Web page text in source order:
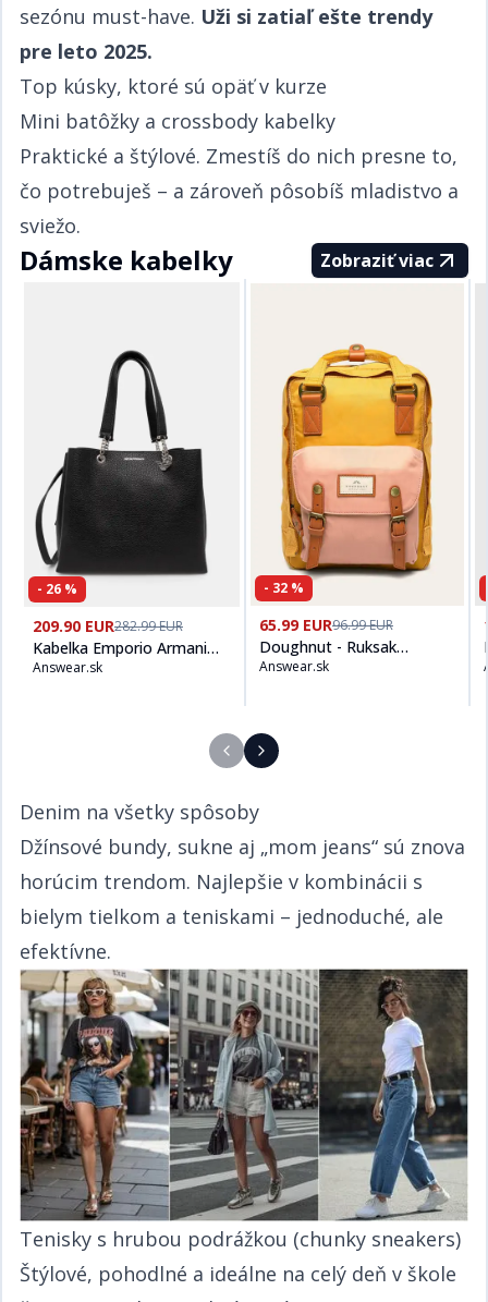
sezónu must-have. ​​​​‌ ‍ ​‍​‍‌‍ ‌ ​‍‌‍‍‌‌‍‌ ‌‍‍‌‌‍ ‍​‍​‍​ ‍‍​‍​‍‌ ​ ‌‍​‌‌‍ ‍‌‍‍‌‌ ‌​‌ ‍‌​‍ ‍‌‍‍‌‌‍ ​‍​‍​‍ ​​‍​‍‌‍‍​‌ ​‍‌‍‌‌‌‍‌‍​‍​‍​ ‍‍​‍​‍‌‍‍​‌ ‌​‌ ‌​‌ ​​​ ‍‍​‍ ​‍ ‌‍ ​‌‍ ‌‍​ ‌‍​‌‌‍ ​‌‍‍​‌‍ ‌ ​ ‌ ‌​​ ‍‍​ ​ ​ ​​​ ​​​ ​​​‍ ‌ ​ ‌ ‌​‌ ‌‌‌‍‌​‌‍‍‌‌‍ ​‍ ‌‍‍‌‌‍ ‍‌ ‌​‌‍‌‌‌‍ ‍‌ ‌​​‍ ‌‍‌‌‌‍‌​‌‍‍‌‌ ‌​​‍ ‌‍ ‌‌‍ ‌‍‌​‌‍‌‌​ ‌‌ ​​‌ ​‍‌‍‌‌‌ ​ ‌‍‌‌‌‍ ‍‌ ‌​‌‍​‌‌ ‌​‌‍‍‌‌‍ ‌‍ ‍​ ‍ ‌‍‍‌‌‍‌​​ ‌​ ​‍‌‍​ ‌‍​ ‌‍‌​​ ‍​​ ‍​​ ‌‌​ ​‌​‍ ‌​ ‍​​ ​ ‌‍​‌​ ​‌​‍ ‌​ ‌​‌‍‌​​ ​‌​ ​‍​‍ ‌‌‍​‌‌‍​‌​ ​​​ ​​​‍ ‌​ ‍‌​ ‌ ​ ​‌‌‍​ ​ ​‌​ ​‌‌‍​‍‌‍‌​​ ​‍‌‍‌​‌‍‌‍​ ‌ ​ ‍ ‌ ‌​‌ ‍‌‌ ​​‌‍‌‌​ ‌‌ ​​‌‍ ‌ ​ ‌ ‌​​ ‍ ‌ ​​‌‍​‌‌ ‌​‌‍‍​​ ‌‌‍​ ‌‍ ‌‍ ‍‌ ‌​‌‍‌‌‌‍ ‍‌ ‌​​‍‌‌​ ‌‌‌​​‍‌‌ ‌‍‍ ‌‍‌‌‌ ‍‌​‍‌‌​ ​ ‌​‌​​‍‌‌​ ​ ‌​‌​​‍‌‌​ ​‍​ ​‍​ ‍​‌‍​‌​ ‌​​ ‌ ​ ‌‍​ ‍​​ ​ ‌‍‌‍​ ​‌​ ‌ ‌‍‌‍‌‍​‍​‍‌‌​ ​‍​ ​‍​‍‌‌​ ‌‌‌​‌​​‍ ‍‌‍​ ‌‍‍​‌‍‍‌‌‍ ​‌‍‌​‌ ​‍‌‍‌‌‌‍ ‍​‍‌‌​ ‌‌‌​​‍‌‌ ‌‍‍ ‌‍‌‌‌ ‍‌​‍‌‌​ ​ ‌​‌​​‍‌‌​ ​ ‌​‌​​‍‌‌​ ​‍​ ​‍​ ‍‌​ ​​​ ​​‌‍​‍​ ‍‌​ ​‍‌‍‌​​ ​ ‌‍​ ‌‍‌​​ ​‍​ ‌ ​‍‌‌​ ​‍​ ​‍​‍‌‌​ ‌‌‌​‌​​‍ ‍‌ ‌​‌‍‌‌‌ ‍​‌ ‌​​ ‌‍​‍‌‍​‌‌ ​ ‌‍‌‌‌‌‌‌‌ ​‍‌‍ ​​ ‌‌‍‍​‌ ‌​‌ ‌​‌ ​​​‍‌‌​ ​ ‌​​‌​‍‌‌​ ​‍‌​‌‍​‍‌‌​ ​‍‌​‌‍‌‍ ​‌‍ ‌‍​ ‌‍​‌‌‍ ​‌‍‍​‌‍ ‌ ​ ‌ ‌​​‍‌‌​ ​ ‌​​‌​ ​ ​ ​​​ ​​​ ​​​‍‌‌​ ​‍‌​‌‍‌ ​ ‌ ‌​‌ ‌‌‌‍‌​‌‍‍‌‌‍ ​‍‌‍‌‍‍‌‌‍‌​​ ‌​ ​‍‌‍​ ‌‍​ ‌‍‌​​ ‍​​ ‍​​ ‌‌​ ​‌​‍ ‌​ ‍​​ ​ ‌‍​‌​ ​‌​‍ ‌​ ‌​‌‍‌​​ ​‌​ ​‍​‍ ‌‌‍​‌‌‍​‌​ ​​​ ​​​‍ ‌​ ‍‌​ ‌ ​ ​‌‌‍​ ​ ​‌​ ​‌‌‍​‍‌‍‌​​ ​‍‌‍‌​‌‍‌‍​ ‌ ​‍‌‍‌ ‌​‌ ‍‌‌ ​​‌‍‌‌​ ‌‌ ​​‌‍ ‌ ​ ‌ ‌​​‍‌‍‌ ​​‌‍​‌‌ ‌​‌‍‍​​ ‌‌‍​ ‌‍ ‌‍ ‍‌ ‌​‌‍‌‌‌‍ ‍‌ ‌​​‍‌‌​ ‌‌‌​​‍‌‌ ‌‍‍ ‌‍‌‌‌ ‍‌​‍‌‌​ ​ ‌​‌​​‍‌‌​ ​ ‌​‌​​‍‌‌​ ​‍​ ​‍​ ‍​‌‍​‌​ ‌​​ ‌ ​ ‌‍​ ‍​​ ​ ‌‍‌‍​ ​‌​ ‌ ‌‍‌‍‌‍​‍​‍‌‌​ ​‍​ ​‍​‍‌‌​ ‌‌‌​‌​​‍ ‍‌‍​ ‌‍‍​‌‍‍‌‌‍ ​‌‍‌​‌ ​‍‌‍‌‌‌‍ ‍​‍‌‌​ ‌‌‌​​‍‌‌ ‌‍‍ ‌‍‌‌‌ ‍‌​‍‌‌​ ​ ‌​‌​​‍‌‌​ ​ ‌​‌​​‍‌‌​ ​‍​ ​‍​ ‍‌​ ​​​ ​​‌‍​‍​ ‍‌​ ​‍‌‍‌​​ ​ ‌‍​ ‌‍‌​​ ​‍​ ‌ ​‍‌‌​ ​‍​ ​‍​‍‌‌​ ‌‌‌​‌​​‍ ‍‌ ‌​‌‍‌‌‌ ‍​‌ ‌​​‍‌‍‌ ​​‌‍‌‌‌ ​‍‌ ​ ‌ ​​‌‍‌‌‌‍​ ‌ ‌​‌‍‍‌‌ ‌‍‌‍‌‌​ ‌‌ ​​‌ ‌‌‌‍​‍‌‍ ​‌‍‍‌‌ ​ ‌‍‍​‌‍‌‌‌‍‌​​‍​‍‌ ‌ Uži si zatiaľ ešte trendy
pre leto 2025.​​​​‌ ‍ ​‍​‍‌‍ ‌ ​‍‌‍‍‌‌‍‌ ‌‍‍‌‌‍ ‍​‍​‍​ ‍‍​‍​‍‌ ​ ‌‍​‌‌‍ ‍‌‍‍‌‌ ‌​‌ ‍‌​‍ ‍‌‍‍‌‌‍ ​‍​‍​‍ ​​‍​‍‌‍‍​‌ ​‍‌‍‌‌‌‍‌‍​‍​‍​ ‍‍​‍​‍‌‍‍​‌ ‌​‌ ‌​‌ ​​​ ‍‍​‍ ​‍ ‌‍ ​‌‍ ‌‍​ ‌‍​‌‌‍ ​‌‍‍​‌‍ ‌ ​ ‌ ‌​​ ‍‍​ ​ ​ ​​​ ​​​ ​​​‍ ‌ ​ ‌ ‌​‌ ‌‌‌‍‌​‌‍‍‌‌‍ ​‍ ‌‍‍‌‌‍ ‍‌ ‌​‌‍‌‌‌‍ ‍‌ ‌​​‍ ‌‍‌‌‌‍‌​‌‍‍‌‌ ‌​​‍ ‌‍ ‌‌‍ ‌‍‌​‌‍‌‌​ ‌‌ ​​‌ ​‍‌‍‌‌‌ ​ ‌‍‌‌‌‍ ‍‌ ‌​‌‍​‌‌ ‌​‌‍‍‌‌‍ ‌‍ ‍​ ‍ ‌‍‍‌‌‍‌​​ ‌​ ​‍‌‍​ ‌‍​ ‌‍‌​​ ‍​​ ‍​​ ‌‌​ ​‌​‍ ‌​ ‍​​ ​ ‌‍​‌​ ​‌​‍ ‌​ ‌​‌‍‌​​ ​‌​ ​‍​‍ ‌‌‍​‌‌‍​‌​ ​​​ ​​​‍ ‌​ ‍‌​ ‌ ​ ​‌‌‍​ ​ ​‌​ ​‌‌‍​‍‌‍‌​​ ​‍‌‍‌​‌‍‌‍​ ‌ ​ ‍ ‌ ‌​‌ ‍‌‌ ​​‌‍‌‌​ ‌‌ ​​‌‍ ‌ ​ ‌ ‌​​ ‍ ‌ ​​‌‍​‌‌ ‌​‌‍‍​​ ‌‌‍​ ‌‍ ‌‍ ‍‌ ‌​‌‍‌‌‌‍ ‍‌ ‌​​‍‌‌​ ‌‌‌​​‍‌‌ ‌‍‍ ‌‍‌‌‌ ‍‌​‍‌‌​ ​ ‌​‌​​‍‌‌​ ​ ‌​‌​​‍‌‌​ ​‍​ ​‍​ ‍​‌‍​‌​ ‌​​ ‌ ​ ‌‍​ ‍​​ ​ ‌‍‌‍​ ​‌​ ‌ ‌‍‌‍‌‍​‍​‍‌‌​ ​‍​ ​‍​‍‌‌​ ‌‌‌​‌​​‍ ‍‌‍​ ‌‍‍​‌‍‍‌‌‍ ​‌‍‌​‌ ​‍‌‍‌‌‌‍ ‍​‍‌‌​ ‌‌‌​​‍‌‌ ‌‍‍ ‌‍‌‌‌ ‍‌​‍‌‌​ ​ ‌​‌​​‍‌‌​ ​ ‌​‌​​‍‌‌​ ​‍​ ​‍​ ​​​ ‌​​ ‌‍‌‍​ ‌‍​‍‌‍‌‍​ ​​​ ‌​​ ‍​​ ​​​ ​‌‌‍‌‍​‍‌‌​ ​‍​ ​‍​‍‌‌​ ‌‌‌​‌​​‍ ‍‌ ‌​‌‍‌‌‌ ‍​‌ ‌​​ ‌‍​‍‌‍​‌‌ ​ ‌‍‌‌‌‌‌‌‌ ​‍‌‍ ​​ ‌‌‍‍​‌ ‌​‌ ‌​‌ ​​​‍‌‌​ ​ ‌​​‌​‍‌‌​ ​‍‌​‌‍​‍‌‌​ ​‍‌​‌‍‌‍ ​‌‍ ‌‍​ ‌‍​‌‌‍ ​‌‍‍​‌‍ ‌ ​ ‌ ‌​​‍‌‌​ ​ ‌​​‌​ ​ ​ ​​​ ​​​ ​​​‍‌‌​ ​‍‌​‌‍‌ ​ ‌ ‌​‌ ‌‌‌‍‌​‌‍‍‌‌‍ ​‍‌‍‌‍‍‌‌‍‌​​ ‌​ ​‍‌‍​ ‌‍​ ‌‍‌​​ ‍​​ ‍​​ ‌‌​ ​‌​‍ ‌​ ‍​​ ​ ‌‍​‌​ ​‌​‍ ‌​ ‌​‌‍‌​​ ​‌​ ​‍​‍ ‌‌‍​‌‌‍​‌​ ​​​ ​​​‍ ‌​ ‍‌​ ‌ ​ ​‌‌‍​ ​ ​‌​ ​‌‌‍​‍‌‍‌​​ ​‍‌‍‌​‌‍‌‍​ ‌ ​‍‌‍‌ ‌​‌ ‍‌‌ ​​‌‍‌‌​ ‌‌ ​​‌‍ ‌ ​ ‌ ‌​​‍‌‍‌ ​​‌‍​‌‌ ‌​‌‍‍​​ ‌‌‍​ ‌‍ ‌‍ ‍‌ ‌​‌‍‌‌‌‍ ‍‌ ‌​​‍‌‌​ ‌‌‌​​‍‌‌ ‌‍‍ ‌‍‌‌‌ ‍‌​‍‌‌​ ​ ‌​‌​​‍‌‌​ ​ ‌​‌​​‍‌‌​ ​‍​ ​‍​ ‍​‌‍​‌​ ‌​​ ‌ ​ ‌‍​ ‍​​ ​ ‌‍‌‍​ ​‌​ ‌ ‌‍‌‍‌‍​‍​‍‌‌​ ​‍​ ​‍​‍‌‌​ ‌‌‌​‌​​‍ ‍‌‍​ ‌‍‍​‌‍‍‌‌‍ ​‌‍‌​‌ ​‍‌‍‌‌‌‍ ‍​‍‌‌​ ‌‌‌​​‍‌‌ ‌‍‍ ‌‍‌‌‌ ‍‌​‍‌‌​ ​ ‌​‌​​‍‌‌​ ​ ‌​‌​​‍‌‌​ ​‍​ ​‍​ ​​​ ‌​​ ‌‍‌‍​ ‌‍​‍‌‍‌‍​ ​​​ ‌​​ ‍​​ ​​​ ​‌‌‍‌‍​‍‌‌​ ​‍​ ​‍​‍‌‌​ ‌‌‌​‌​​‍ ‍‌ ‌​‌‍‌‌‌ ‍​‌ ‌​​‍‌‍‌ ​​‌‍‌‌‌ ​‍‌ ​ ‌ ​​‌‍‌‌‌‍​ ‌ ‌​‌‍‍‌‌ ‌‍‌‍‌‌​ ‌‌ ​​‌ ‌‌‌‍​‍‌‍ ​‌‍‍‌‌ ​ ‌‍‍​‌‍‌‌‌‍‌​​‍​‍‌ ‌
Top kúsky, ktoré sú opäť v kurze​​​​‌ ‍ ​‍​‍‌‍ ‌ ​‍‌‍‍‌‌‍‌ ‌‍‍‌‌‍ ‍​‍​‍​ ‍‍​‍​‍‌ ​ ‌‍​‌‌‍ ‍‌‍‍‌‌ ‌​‌ ‍‌​‍ ‍‌‍‍‌‌‍ ​‍​‍​‍ ​​‍​‍‌‍‍​‌ ​‍‌‍‌‌‌‍‌‍​‍​‍​ ‍‍​‍​‍‌‍‍​‌ ‌​‌ ‌​‌ ​​​ ‍‍​‍ ​‍ ‌‍ ​‌‍ ‌‍​ ‌‍​‌‌‍ ​‌‍‍​‌‍ ‌ ​ ‌ ‌​​ ‍‍​ ​ ​ ​​​ ​​​ ​​​‍ ‌ ​ ‌ ‌​‌ ‌‌‌‍‌​‌‍‍‌‌‍ ​‍ ‌‍‍‌‌‍ ‍‌ ‌​‌‍‌‌‌‍ ‍‌ ‌​​‍ ‌‍‌‌‌‍‌​‌‍‍‌‌ ‌​​‍ ‌‍ ‌‌‍ ‌‍‌​‌‍‌‌​ ‌‌ ​​‌ ​‍‌‍‌‌‌ ​ ‌‍‌‌‌‍ ‍‌ ‌​‌‍​‌‌ ‌​‌‍‍‌‌‍ ‌‍ ‍​ ‍ ‌‍‍‌‌‍‌​​ ‌​ ​‍‌‍​ ‌‍​ ‌‍‌​​ ‍​​ ‍​​ ‌‌​ ​‌​‍ ‌​ ‍​​ ​ ‌‍​‌​ ​‌​‍ ‌​ ‌​‌‍‌​​ ​‌​ ​‍​‍ ‌‌‍​‌‌‍​‌​ ​​​ ​​​‍ ‌​ ‍‌​ ‌ ​ ​‌‌‍​ ​ ​‌​ ​‌‌‍​‍‌‍‌​​ ​‍‌‍‌​‌‍‌‍​ ‌ ​ ‍ ‌ ‌​‌ ‍‌‌ ​​‌‍‌‌​ ‌‌ ​​‌‍ ‌ ​ ‌ ‌​​ ‍ ‌ ​​‌‍​‌‌ ‌​‌‍‍​​ ‌‌‍​ ‌‍ ‌‍ ‍‌ ‌​‌‍‌‌‌‍ ‍‌ ‌​​‍‌‌​ ‌‌‌​​‍‌‌ ‌‍‍ ‌‍‌‌‌ ‍‌​‍‌‌​ ​ ‌​‌​​‍‌‌​ ​ ‌​‌​​‍‌‌​ ​‍​ ​‍‌‍​ ‌‍‌‍‌‍​‌‌‍​‍‌‍​ ​ ​ ​ ​​​ ‌‍‌‍​‌​ ​‌​ ​ ‌‍​ ​‍‌‌​ ​‍​ ​‍​‍‌‌​ ‌‌‌​‌​​‍ ‍‌‍​ ‌‍‍​‌‍‍‌‌‍ ​‌‍‌​‌ ​‍‌‍‌‌‌‍ ‍​‍‌‌​ ‌‌‌​​‍‌‌ ‌‍‍ ‌‍‌‌‌ ‍‌​‍‌‌​ ​ ‌​‌​​‍‌‌​ ​ ‌​‌​​‍‌‌​ ​‍​ ​‍​ ‌​​ ‍​‌‍‌‌​ ​ ​ ‌ ​ ​‌‌‍‌​‌‍‌​‌‍‌​‌‍‌‌​ ‌​​ ‌​​‍‌‌​ ​‍​ ​‍​‍‌‌​ ‌‌‌​‌​​‍ ‍‌ ‌​‌‍‌‌‌ ‍​‌ ‌​​ ‌‍​‍‌‍​‌‌ ​ ‌‍‌‌‌‌‌‌‌ ​‍‌‍ ​​ ‌‌‍‍​‌ ‌​‌ ‌​‌ ​​​‍‌‌​ ​ ‌​​‌​‍‌‌​ ​‍‌​‌‍​‍‌‌​ ​‍‌​‌‍‌‍ ​‌‍ ‌‍​ ‌‍​‌‌‍ ​‌‍‍​‌‍ ‌ ​ ‌ ‌​​‍‌‌​ ​ ‌​​‌​ ​ ​ ​​​ ​​​ ​​​‍‌‌​ ​‍‌​‌‍‌ ​ ‌ ‌​‌ ‌‌‌‍‌​‌‍‍‌‌‍ ​‍‌‍‌‍‍‌‌‍‌​​ ‌​ ​‍‌‍​ ‌‍​ ‌‍‌​​ ‍​​ ‍​​ ‌‌​ ​‌​‍ ‌​ ‍​​ ​ ‌‍​‌​ ​‌​‍ ‌​ ‌​‌‍‌​​ ​‌​ ​‍​‍ ‌‌‍​‌‌‍​‌​ ​​​ ​​​‍ ‌​ ‍‌​ ‌ ​ ​‌‌‍​ ​ ​‌​ ​‌‌‍​‍‌‍‌​​ ​‍‌‍‌​‌‍‌‍​ ‌ ​‍‌‍‌ ‌​‌ ‍‌‌ ​​‌‍‌‌​ ‌‌ ​​‌‍ ‌ ​ ‌ ‌​​‍‌‍‌ ​​‌‍​‌‌ ‌​‌‍‍​​ ‌‌‍​ ‌‍ ‌‍ ‍‌ ‌​‌‍‌‌‌‍ ‍‌ ‌​​‍‌‌​ ‌‌‌​​‍‌‌ ‌‍‍ ‌‍‌‌‌ ‍‌​‍‌‌​ ​ ‌​‌​​‍‌‌​ ​ ‌​‌​​‍‌‌​ ​‍​ ​‍‌‍​ ‌‍‌‍‌‍​‌‌‍​‍‌‍​ ​ ​ ​ ​​​ ‌‍‌‍​‌​ ​‌​ ​ ‌‍​ ​‍‌‌​ ​‍​ ​‍​‍‌‌​ ‌‌‌​‌​​‍ ‍‌‍​ ‌‍‍​‌‍‍‌‌‍ ​‌‍‌​‌ ​‍‌‍‌‌‌‍ ‍​‍‌‌​ ‌‌‌​​‍‌‌ ‌‍‍ ‌‍‌‌‌ ‍‌​‍‌‌​ ​ ‌​‌​​‍‌‌​ ​ ‌​‌​​‍‌‌​ ​‍​ ​‍​ ‌​​ ‍​‌‍‌‌​ ​ ​ ‌ ​ ​‌‌‍‌​‌‍‌​‌‍‌​‌‍‌‌​ ‌​​ ‌​​‍‌‌​ ​‍​ ​‍​‍‌‌​ ‌‌‌​‌​​‍ ‍‌ ‌​‌‍‌‌‌ ‍​‌ ‌​​‍‌‍‌ ​​‌‍‌‌‌ ​‍‌ ​ ‌ ​​‌‍‌‌‌‍​ ‌ ‌​‌‍‍‌‌ ‌‍‌‍‌‌​ ‌‌ ​​‌ ‌‌‌‍​‍‌‍ ​‌‍‍‌‌ ​ ‌‍‍​‌‍‌‌‌‍‌​​‍​‍‌ ‌
Mini batôžky a crossbody kabelky​​​​‌ ‍ ​‍​‍‌‍ ‌ ​‍‌‍‍‌‌‍‌ ‌‍‍‌‌‍ ‍​‍​‍​ ‍‍​‍​‍‌ ​ ‌‍​‌‌‍ ‍‌‍‍‌‌ ‌​‌ ‍‌​‍ ‍‌‍‍‌‌‍ ​‍​‍​‍ ​​‍​‍‌‍‍​‌ ​‍‌‍‌‌‌‍‌‍​‍​‍​ ‍‍​‍​‍‌‍‍​‌ ‌​‌ ‌​‌ ​​​ ‍‍​‍ ​‍ ‌‍ ​‌‍ ‌‍​ ‌‍​‌‌‍ ​‌‍‍​‌‍ ‌ ​ ‌ ‌​​ ‍‍​ ​ ​ ​​​ ​​​ ​​​‍ ‌ ​ ‌ ‌​‌ ‌‌‌‍‌​‌‍‍‌‌‍ ​‍ ‌‍‍‌‌‍ ‍‌ ‌​‌‍‌‌‌‍ ‍‌ ‌​​‍ ‌‍‌‌‌‍‌​‌‍‍‌‌ ‌​​‍ ‌‍ ‌‌‍ ‌‍‌​‌‍‌‌​ ‌‌ ​​‌ ​‍‌‍‌‌‌ ​ ‌‍‌‌‌‍ ‍‌ ‌​‌‍​‌‌ ‌​‌‍‍‌‌‍ ‌‍ ‍​ ‍ ‌‍‍‌‌‍‌​​ ‌​ ​‍‌‍​ ‌‍​ ‌‍‌​​ ‍​​ ‍​​ ‌‌​ ​‌​‍ ‌​ ‍​​ ​ ‌‍​‌​ ​‌​‍ ‌​ ‌​‌‍‌​​ ​‌​ ​‍​‍ ‌‌‍​‌‌‍​‌​ ​​​ ​​​‍ ‌​ ‍‌​ ‌ ​ ​‌‌‍​ ​ ​‌​ ​‌‌‍​‍‌‍‌​​ ​‍‌‍‌​‌‍‌‍​ ‌ ​ ‍ ‌ ‌​‌ ‍‌‌ ​​‌‍‌‌​ ‌‌ ​​‌‍ ‌ ​ ‌ ‌​​ ‍ ‌ ​​‌‍​‌‌ ‌​‌‍‍​​ ‌‌‍​ ‌‍ ‌‍ ‍‌ ‌​‌‍‌‌‌‍ ‍‌ ‌​​‍‌‌​ ‌‌‌​​‍‌‌ ‌‍‍ ‌‍‌‌‌ ‍‌​‍‌‌​ ​ ‌​‌​​‍‌‌​ ​ ‌​‌​​‍‌‌​ ​‍​ ​‍‌‍‌‍​ ​​‌‍​‍​ ​ ‌‍​ ​ ‍‌​ ‍​‌‍‌‌​ ‍‌​ ‌ ‌‍​‌​ ‍‌​‍‌‌​ ​‍​ ​‍​‍‌‌​ ‌‌‌​‌​​‍ ‍‌‍​ ‌‍‍​‌‍‍‌‌‍ ​‌‍‌​‌ ​‍‌‍‌‌‌‍ ‍​‍‌‌​ ‌‌‌​​‍‌‌ ‌‍‍ ‌‍‌‌‌ ‍‌​‍‌‌​ ​ ‌​‌​​‍‌‌​ ​ ‌​‌​​‍‌‌​ ​‍​ ​‍​ ‍‌‌‍​‌‌‍​ ​ ‌‌‌‍‌‍‌‍‌​‌‍​‌​ ​‌​ ​ ​ ‍‌​ ​‍‌‍‌​​‍‌‌​ ​‍​ ​‍​‍‌‌​ ‌‌‌​‌​​‍ ‍‌ ‌​‌‍‌‌‌ ‍​‌ ‌​​ ‌‍​‍‌‍​‌‌ ​ ‌‍‌‌‌‌‌‌‌ ​‍‌‍ ​​ ‌‌‍‍​‌ ‌​‌ ‌​‌ ​​​‍‌‌​ ​ ‌​​‌​‍‌‌​ ​‍‌​‌‍​‍‌‌​ ​‍‌​‌‍‌‍ ​‌‍ ‌‍​ ‌‍​‌‌‍ ​‌‍‍​‌‍ ‌ ​ ‌ ‌​​‍‌‌​ ​ ‌​​‌​ ​ ​ ​​​ ​​​ ​​​‍‌‌​ ​‍‌​‌‍‌ ​ ‌ ‌​‌ ‌‌‌‍‌​‌‍‍‌‌‍ ​‍‌‍‌‍‍‌‌‍‌​​ ‌​ ​‍‌‍​ ‌‍​ ‌‍‌​​ ‍​​ ‍​​ ‌‌​ ​‌​‍ ‌​ ‍​​ ​ ‌‍​‌​ ​‌​‍ ‌​ ‌​‌‍‌​​ ​‌​ ​‍​‍ ‌‌‍​‌‌‍​‌​ ​​​ ​​​‍ ‌​ ‍‌​ ‌ ​ ​‌‌‍​ ​ ​‌​ ​‌‌‍​‍‌‍‌​​ ​‍‌‍‌​‌‍‌‍​ ‌ ​‍‌‍‌ ‌​‌ ‍‌‌ ​​‌‍‌‌​ ‌‌ ​​‌‍ ‌ ​ ‌ ‌​​‍‌‍‌ ​​‌‍​‌‌ ‌​‌‍‍​​ ‌‌‍​ ‌‍ ‌‍ ‍‌ ‌​‌‍‌‌‌‍ ‍‌ ‌​​‍‌‌​ ‌‌‌​​‍‌‌ ‌‍‍ ‌‍‌‌‌ ‍‌​‍‌‌​ ​ ‌​‌​​‍‌‌​ ​ ‌​‌​​‍‌‌​ ​‍​ ​‍‌‍‌‍​ ​​‌‍​‍​ ​ ‌‍​ ​ ‍‌​ ‍​‌‍‌‌​ ‍‌​ ‌ ‌‍​‌​ ‍‌​‍‌‌​ ​‍​ ​‍​‍‌‌​ ‌‌‌​‌​​‍ ‍‌‍​ ‌‍‍​‌‍‍‌‌‍ ​‌‍‌​‌ ​‍‌‍‌‌‌‍ ‍​‍‌‌​ ‌‌‌​​‍‌‌ ‌‍‍ ‌‍‌‌‌ ‍‌​‍‌‌​ ​ ‌​‌​​‍‌‌​ ​ ‌​‌​​‍‌‌​ ​‍​ ​‍​ ‍‌‌‍​‌‌‍​ ​ ‌‌‌‍‌‍‌‍‌​‌‍​‌​ ​‌​ ​ ​ ‍‌​ ​‍‌‍‌​​‍‌‌​ ​‍​ ​‍​‍‌‌​ ‌‌‌​‌​​‍ ‍‌ ‌​‌‍‌‌‌ ‍​‌ ‌​​‍‌‍‌ ​​‌‍‌‌‌ ​‍‌ ​ ‌ ​​‌‍‌‌‌‍​ ‌ ‌​‌‍‍‌‌ ‌‍‌‍‌‌​ ‌‌ ​​‌ ‌‌‌‍​‍‌‍ ​‌‍‍‌‌ ​ ‌‍‍​‌‍‌‌‌‍‌​​‍​‍‌ ‌
Praktické a štýlové. Zmestíš do nich presne to,
čo potrebuješ – a zároveň pôsobíš mladistvo a
sviežo.​​​​‌ ‍ ​‍​‍‌‍ ‌ ​‍‌‍‍‌‌‍‌ ‌‍‍‌‌‍ ‍​‍​‍​ ‍‍​‍​‍‌ ​ ‌‍​‌‌‍ ‍‌‍‍‌‌ ‌​‌ ‍‌​‍ ‍‌‍‍‌‌‍ ​‍​‍​‍ ​​‍​‍‌‍‍​‌ ​‍‌‍‌‌‌‍‌‍​‍​‍​ ‍‍​‍​‍‌‍‍​‌ ‌​‌ ‌​‌ ​​​ ‍‍​‍ ​‍ ‌‍ ​‌‍ ‌‍​ ‌‍​‌‌‍ ​‌‍‍​‌‍ ‌ ​ ‌ ‌​​ ‍‍​ ​ ​ ​​​ ​​​ ​​​‍ ‌ ​ ‌ ‌​‌ ‌‌‌‍‌​‌‍‍‌‌‍ ​‍ ‌‍‍‌‌‍ ‍‌ ‌​‌‍‌‌‌‍ ‍‌ ‌​​‍ ‌‍‌‌‌‍‌​‌‍‍‌‌ ‌​​‍ ‌‍ ‌‌‍ ‌‍‌​‌‍‌‌​ ‌‌ ​​‌ ​‍‌‍‌‌‌ ​ ‌‍‌‌‌‍ ‍‌ ‌​‌‍​‌‌ ‌​‌‍‍‌‌‍ ‌‍ ‍​ ‍ ‌‍‍‌‌‍‌​​ ‌​ ​‍‌‍​ ‌‍​ ‌‍‌​​ ‍​​ ‍​​ ‌‌​ ​‌​‍ ‌​ ‍​​ ​ ‌‍​‌​ ​‌​‍ ‌​ ‌​‌‍‌​​ ​‌​ ​‍​‍ ‌‌‍​‌‌‍​‌​ ​​​ ​​​‍ ‌​ ‍‌​ ‌ ​ ​‌‌‍​ ​ ​‌​ ​‌‌‍​‍‌‍‌​​ ​‍‌‍‌​‌‍‌‍​ ‌ ​ ‍ ‌ ‌​‌ ‍‌‌ ​​‌‍‌‌​ ‌‌ ​​‌‍ ‌ ​ ‌ ‌​​ ‍ ‌ ​​‌‍​‌‌ ‌​‌‍‍​​ ‌‌‍​ ‌‍ ‌‍ ‍‌ ‌​‌‍‌‌‌‍ ‍‌ ‌​​‍‌‌​ ‌‌‌​​‍‌‌ ‌‍‍ ‌‍‌‌‌ ‍‌​‍‌‌​ ​ ‌​‌​​‍‌‌​ ​ ‌​‌​​‍‌‌​ ​‍​ ​‍‌‍‌​‌‍​ ​ ‌‍‌‍‌‍​ ‍‌​ ​ ‌‍​‍​ ‍​‌‍‌‍​ ​‌‌‍​ ​ ​​​‍‌‌​ ​‍​ ​‍​‍‌‌​ ‌‌‌​‌​​‍ ‍‌‍​ ‌‍‍​‌‍‍‌‌‍ ​‌‍‌​‌ ​‍‌‍‌‌‌‍ ‍​‍‌‌​ ‌‌‌​​‍‌‌ ‌‍‍ ‌‍‌‌‌ ‍‌​‍‌‌​ ​ ‌​‌​​‍‌‌​ ​ ‌​‌​​‍‌‌​ ​‍​ ​‍‌‍​‍​ ​‌​ ‍‌​ ‌‍​ ‌‌‌‍‌‍​ ‌ ​ ‌​​ ‍​​ ‌‍​ ‌ ​ ‌ ​‍‌‌​ ​‍​ ​‍​‍‌‌​ ‌‌‌​‌​​‍ ‍‌ ‌​‌‍‌‌‌ ‍​‌ ‌​​ ‌‍​‍‌‍​‌‌ ​ ‌‍‌‌‌‌‌‌‌ ​‍‌‍ ​​ ‌‌‍‍​‌ ‌​‌ ‌​‌ ​​​‍‌‌​ ​ ‌​​‌​‍‌‌​ ​‍‌​‌‍​‍‌‌​ ​‍‌​‌‍‌‍ ​‌‍ ‌‍​ ‌‍​‌‌‍ ​‌‍‍​‌‍ ‌ ​ ‌ ‌​​‍‌‌​ ​ ‌​​‌​ ​ ​ ​​​ ​​​ ​​​‍‌‌​ ​‍‌​‌‍‌ ​ ‌ ‌​‌ ‌‌‌‍‌​‌‍‍‌‌‍ ​‍‌‍‌‍‍‌‌‍‌​​ ‌​ ​‍‌‍​ ‌‍​ ‌‍‌​​ ‍​​ ‍​​ ‌‌​ ​‌​‍ ‌​ ‍​​ ​ ‌‍​‌​ ​‌​‍ ‌​ ‌​‌‍‌​​ ​‌​ ​‍​‍ ‌‌‍​‌‌‍​‌​ ​​​ ​​​‍ ‌​ ‍‌​ ‌ ​ ​‌‌‍​ ​ ​‌​ ​‌‌‍​‍‌‍‌​​ ​‍‌‍‌​‌‍‌‍​ ‌ ​‍‌‍‌ ‌​‌ ‍‌‌ ​​‌‍‌‌​ ‌‌ ​​‌‍ ‌ ​ ‌ ‌​​‍‌‍‌ ​​‌‍​‌‌ ‌​‌‍‍​​ ‌‌‍​ ‌‍ ‌‍ ‍‌ ‌​‌‍‌‌‌‍ ‍‌ ‌​​‍‌‌​ ‌‌‌​​‍‌‌ ‌‍‍ ‌‍‌‌‌ ‍‌​‍‌‌​ ​ ‌​‌​​‍‌‌​ ​ ‌​‌​​‍‌‌​ ​‍​ ​‍‌‍‌​‌‍​ ​ ‌‍‌‍‌‍​ ‍‌​ ​ ‌‍​‍​ ‍​‌‍‌‍​ ​‌‌‍​ ​ ​​​‍‌‌​ ​‍​ ​‍​‍‌‌​ ‌‌‌​‌​​‍ ‍‌‍​ ‌‍‍​‌‍‍‌‌‍ ​‌‍‌​‌ ​‍‌‍‌‌‌‍ ‍​‍‌‌​ ‌‌‌​​‍‌‌ ‌‍‍ ‌‍‌‌‌ ‍‌​‍‌‌​ ​ ‌​‌​​‍‌‌​ ​ ‌​‌​​‍‌‌​ ​‍​ ​‍‌‍​‍​ ​‌​ ‍‌​ ‌‍​ ‌‌‌‍‌‍​ ‌ ​ ‌​​ ‍​​ ‌‍​ ‌ ​ ‌ ​‍‌‌​ ​‍​ ​‍​‍‌‌​ ‌‌‌​‌​​‍ ‍‌ ‌​‌‍‌‌‌ ‍​‌ ‌​​‍‌‍‌ ​​‌‍‌‌‌ ​‍‌ ​ ‌ ​​‌‍‌‌‌‍​ ‌ ‌​‌‍‍‌‌ ‌‍‌‍‌‌​ ‌‌ ​​‌ ‌‌‌‍​‍‌‍ ​‌‍‍‌‌ ​ ‌‍‍​‌‍‌‌‌‍‌​​‍​‍‌ ‌
Dámske kabelky Zobraziť viac
- 26 %
209.90 EUR282.99 EUR
Kabelka Emporio Armani
čierna farba, Y3D158
Answear.sk
Kúpiť produtKabelka Emporio Armani čierna farba, Y3D158
- 32 %
65.99 EUR96.99 EUR
Doughnut - Ruksak
Macaroon D010-3590
Answear.sk
Kúpiť produtDoughnut -
Denim na všetky spôsoby​​​​‌ ‍ ​‍​‍‌‍ ‌ ​‍‌‍‍‌‌‍‌ ‌‍‍‌‌‍ ‍​‍​‍​ ‍‍​‍​‍‌ ​ ‌‍​‌‌‍ ‍‌‍‍‌‌ ‌​‌ ‍‌​‍ ‍‌‍‍‌‌‍ ​‍​‍​‍ ​​‍​‍‌‍‍​‌ ​‍‌‍‌‌‌‍‌‍​‍​‍​ ‍‍​‍​‍‌‍‍​‌ ‌​‌ ‌​‌ ​​​ ‍‍​‍ ​‍ ‌‍ ​‌‍ ‌‍​ ‌‍​‌‌‍ ​‌‍‍​‌‍ ‌ ​ ‌ ‌​​ ‍‍​ ​ ​ ​​​ ​​​ ​​​‍ ‌ ​ ‌ ‌​‌ ‌‌‌‍‌​‌‍‍‌‌‍ ​‍ ‌‍‍‌‌‍ ‍‌ ‌​‌‍‌‌‌‍ ‍‌ ‌​​‍ ‌‍‌‌‌‍‌​‌‍‍‌‌ ‌​​‍ ‌‍ ‌‌‍ ‌‍‌​‌‍‌‌​ ‌‌ ​​‌ ​‍‌‍‌‌‌ ​ ‌‍‌‌‌‍ ‍‌ ‌​‌‍​‌‌ ‌​‌‍‍‌‌‍ ‌‍ ‍​ ‍ ‌‍‍‌‌‍‌​​ ‌​ ​‍‌‍​ ‌‍​ ‌‍‌​​ ‍​​ ‍​​ ‌‌​ ​‌​‍ ‌​ ‍​​ ​ ‌‍​‌​ ​‌​‍ ‌​ ‌​‌‍‌​​ ​‌​ ​‍​‍ ‌‌‍​‌‌‍​‌​ ​​​ ​​​‍ ‌​ ‍‌​ ‌ ​ ​‌‌‍​ ​ ​‌​ ​‌‌‍​‍‌‍‌​​ ​‍‌‍‌​‌‍‌‍​ ‌ ​ ‍ ‌ ‌​‌ ‍‌‌ ​​‌‍‌‌​ ‌‌ ​​‌‍ ‌ ​ ‌ ‌​​ ‍ ‌ ​​‌‍​‌‌ ‌​‌‍‍​​ ‌‌‍​ ‌‍ ‌‍ ‍‌ ‌​‌‍‌‌‌‍ ‍‌ ‌​​‍‌‌​ ‌‌‌​​‍‌‌ ‌‍‍ ‌‍‌‌‌ ‍‌​‍‌‌​ ​ ‌​‌​​‍‌‌​ ​ ‌​‌​​‍‌‌​ ​‍​ ​‍​ ‌ ‌‍​‌​ ​‍​ ​‍‌‍‌‌‌‍‌​​ ‌‌​ ‌‌​ ‍​‌‍​‍​ ​​​ ​‌​‍‌‌​ ​‍​ ​‍​‍‌‌​ ‌‌‌​‌​​‍ ‍‌‍​ ‌‍‍​‌‍‍‌‌‍ ​‌‍‌​‌ ​‍‌‍‌‌‌‍ ‍​‍‌‌​ ‌‌‌​​‍‌‌ ‌‍‍ ‌‍‌‌‌ ‍‌​‍‌‌​ ​ ‌​‌​​‍‌‌​ ​ ‌​‌​​‍‌‌​ ​‍​ ​‍​ ‌ ‌‍​ ‌‍‌​​ ‌‌​ ‍‌​ ‌​​ ‌‍​ ‌‍‌‍‌‌​ ​ ‌‍‌​‌‍‌​​‍‌‌​ ​‍​ ​‍​‍‌‌​ ‌‌‌​‌​​‍ ‍‌ ‌​‌‍‌‌‌ ‍​‌ ‌​​ ‌‍​‍‌‍​‌‌ ​ ‌‍‌‌‌‌‌‌‌ ​‍‌‍ ​​ ‌‌‍‍​‌ ‌​‌ ‌​‌ ​​​‍‌‌​ ​ ‌​​‌​‍‌‌​ ​‍‌​‌‍​‍‌‌​ ​‍‌​‌‍‌‍ ​‌‍ ‌‍​ ‌‍​‌‌‍ ​‌‍‍​‌‍ ‌ ​ ‌ ‌​​‍‌‌​ ​ ‌​​‌​ ​ ​ ​​​ ​​​ ​​​‍‌‌​ ​‍‌​‌‍‌ ​ ‌ ‌​‌ ‌‌‌‍‌​‌‍‍‌‌‍ ​‍‌‍‌‍‍‌‌‍‌​​ ‌​ ​‍‌‍​ ‌‍​ ‌‍‌​​ ‍​​ ‍​​ ‌‌​ ​‌​‍ ‌​ ‍​​ ​ ‌‍​‌​ ​‌​‍ ‌​ ‌​‌‍‌​​ ​‌​ ​‍​‍ ‌‌‍​‌‌‍​‌​ ​​​ ​​​‍ ‌​ ‍‌​ ‌ ​ ​‌‌‍​ ​ ​‌​ ​‌‌‍​‍‌‍‌​​ ​‍‌‍‌​‌‍‌‍​ ‌ ​‍‌‍‌ ‌​‌ ‍‌‌ ​​‌‍‌‌​ ‌‌ ​​‌‍ ‌ ​ ‌ ‌​​‍‌‍‌ ​​‌‍​‌‌ ‌​‌‍‍​​ ‌‌‍​ ‌‍ ‌‍ ‍‌ ‌​‌‍‌‌‌‍ ‍‌ ‌​​‍‌‌​ ‌‌‌​​‍‌‌ ‌‍‍ ‌‍‌‌‌ ‍‌​‍‌‌​ ​ ‌​‌​​‍‌‌​ ​ ‌​‌​​‍‌‌​ ​‍​ ​‍​ ‌ ‌‍​‌​ ​‍​ ​‍‌‍‌‌‌‍‌​​ ‌‌​ ‌‌​ ‍​‌‍​‍​ ​​​ ​‌​‍‌‌​ ​‍​ ​‍​‍‌‌​ ‌‌‌​‌​​‍ ‍‌‍​ ‌‍‍​‌‍‍‌‌‍ ​‌‍‌​‌ ​‍‌‍‌‌‌‍ ‍​‍‌‌​ ‌‌‌​​‍‌‌ ‌‍‍ ‌‍‌‌‌ ‍‌​‍‌‌​ ​ ‌​‌​​‍‌‌​ ​ ‌​‌​​‍‌‌​ ​‍​ ​‍​ ‌ ‌‍​ ‌‍‌​​ ‌‌​ ‍‌​ ‌​​ ‌‍​ ‌‍‌‍‌‌​ ​ ‌‍‌​‌‍‌​​‍‌‌​ ​‍​ ​‍​‍‌‌​ ‌‌‌​‌​​‍ ‍‌ ‌​‌‍‌‌‌ ‍​‌ ‌​​‍‌‍‌ ​​‌‍‌‌‌ ​‍‌ ​ ‌ ​​‌‍‌‌‌‍​ ‌ ‌​‌‍‍‌‌ ‌‍‌‍‌‌​ ‌‌ ​​‌ ‌‌‌‍​‍‌‍ ​‌‍‍‌‌ ​ ‌‍‍​‌‍‌‌‌‍‌​​‍​‍‌ ‌
Džínsové bundy, sukne aj „mom jeans“ sú znova
horúcim trendom. Najlepšie v kombinácii s
bielym tielkom a teniskami – jednoduché, ale
efektívne.​​​​‌ ‍ ​‍​‍‌‍ ‌ ​‍‌‍‍‌‌‍‌ ‌‍‍‌‌‍ ‍​‍​‍​ ‍‍​‍​‍‌ ​ ‌‍​‌‌‍ ‍‌‍‍‌‌ ‌​‌ ‍‌​‍ ‍‌‍‍‌‌‍ ​‍​‍​‍ ​​‍​‍‌‍‍​‌ ​‍‌‍‌‌‌‍‌‍​‍​‍​ ‍‍​‍​‍‌‍‍​‌ ‌​‌ ‌​‌ ​​​ ‍‍​‍ ​‍ ‌‍ ​‌‍ ‌‍​ ‌‍​‌‌‍ ​‌‍‍​‌‍ ‌ ​ ‌ ‌​​ ‍‍​ ​ ​ ​​​ ​​​ ​​​‍ ‌ ​ ‌ ‌​‌ ‌‌‌‍‌​‌‍‍‌‌‍ ​‍ ‌‍‍‌‌‍ ‍‌ ‌​‌‍‌‌‌‍ ‍‌ ‌​​‍ ‌‍‌‌‌‍‌​‌‍‍‌‌ ‌​​‍ ‌‍ ‌‌‍ ‌‍‌​‌‍‌‌​ ‌‌ ​​‌ ​‍‌‍‌‌‌ ​ ‌‍‌‌‌‍ ‍‌ ‌​‌‍​‌‌ ‌​‌‍‍‌‌‍ ‌‍ ‍​ ‍ ‌‍‍‌‌‍‌​​ ‌​ ​‍‌‍​ ‌‍​ ‌‍‌​​ ‍​​ ‍​​ ‌‌​ ​‌​‍ ‌​ ‍​​ ​ ‌‍​‌​ ​‌​‍ ‌​ ‌​‌‍‌​​ ​‌​ ​‍​‍ ‌‌‍​‌‌‍​‌​ ​​​ ​​​‍ ‌​ ‍‌​ ‌ ​ ​‌‌‍​ ​ ​‌​ ​‌‌‍​‍‌‍‌​​ ​‍‌‍‌​‌‍‌‍​ ‌ ​ ‍ ‌ ‌​‌ ‍‌‌ ​​‌‍‌‌​ ‌‌ ​​‌‍ ‌ ​ ‌ ‌​​ ‍ ‌ ​​‌‍​‌‌ ‌​‌‍‍​​ ‌‌‍​ ‌‍ ‌‍ ‍‌ ‌​‌‍‌‌‌‍ ‍‌ ‌​​‍‌‌​ ‌‌‌​​‍‌‌ ‌‍‍ ‌‍‌‌‌ ‍‌​‍‌‌​ ​ ‌​‌​​‍‌‌​ ​ ‌​‌​​‍‌‌​ ​‍​ ​‍‌‍‌​‌‍‌‌‌‍​ ​ ​‌​ ​​‌‍‌‌​ ​‌​ ‍​‌‍‌‍‌‍​‌‌‍​ ​ ​ ​‍‌‌​ ​‍​ ​‍​‍‌‌​ ‌‌‌​‌​​‍ ‍‌‍​ ‌‍‍​‌‍‍‌‌‍ ​‌‍‌​‌ ​‍‌‍‌‌‌‍ ‍​‍‌‌​ ‌‌‌​​‍‌‌ ‌‍‍ ‌‍‌‌‌ ‍‌​‍‌‌​ ​ ‌​‌​​‍‌‌​ ​ ‌​‌​​‍‌‌​ ​‍​ ​‍​ ‌‍​ ​​​ ‍​​ ‍​​ ​‌‌‍‌‌​ ‌‍‌‍​‍​ ‌‍‌‍‌‍​ ‌‍‌‍​‍​‍‌‌​ ​‍​ ​‍​‍‌‌​ ‌‌‌​‌​​‍ ‍‌ ‌​‌‍‌‌‌ ‍​‌ ‌​​ ‌‍​‍‌‍​‌‌ ​ ‌‍‌‌‌‌‌‌‌ ​‍‌‍ ​​ ‌‌‍‍​‌ ‌​‌ ‌​‌ ​​​‍‌‌​ ​ ‌​​‌​‍‌‌​ ​‍‌​‌‍​‍‌‌​ ​‍‌​‌‍‌‍ ​‌‍ ‌‍​ ‌‍​‌‌‍ ​‌‍‍​‌‍ ‌ ​ ‌ ‌​​‍‌‌​ ​ ‌​​‌​ ​ ​ ​​​ ​​​ ​​​‍‌‌​ ​‍‌​‌‍‌ ​ ‌ ‌​‌ ‌‌‌‍‌​‌‍‍‌‌‍ ​‍‌‍‌‍‍‌‌‍‌​​ ‌​ ​‍‌‍​ ‌‍​ ‌‍‌​​ ‍​​ ‍​​ ‌‌​ ​‌​‍ ‌​ ‍​​ ​ ‌‍​‌​ ​‌​‍ ‌​ ‌​‌‍‌​​ ​‌​ ​‍​‍ ‌‌‍​‌‌‍​‌​ ​​​ ​​​‍ ‌​ ‍‌​ ‌ ​ ​‌‌‍​ ​ ​‌​ ​‌‌‍​‍‌‍‌​​ ​‍‌‍‌​‌‍‌‍​ ‌ ​‍‌‍‌ ‌​‌ ‍‌‌ ​​‌‍‌‌​ ‌‌ ​​‌‍ ‌ ​ ‌ ‌​​‍‌‍‌ ​​‌‍​‌‌ ‌​‌‍‍​​ ‌‌‍​ ‌‍ ‌‍ ‍‌ ‌​‌‍‌‌‌‍ ‍‌ ‌​​‍‌‌​ ‌‌‌​​‍‌‌ ‌‍‍ ‌‍‌‌‌ ‍‌​‍‌‌​ ​ ‌​‌​​‍‌‌​ ​ ‌​‌​​‍‌‌​ ​‍​ ​‍‌‍‌​‌‍‌‌‌‍​ ​ ​‌​ ​​‌‍‌‌​ ​‌​ ‍​‌‍‌‍‌‍​‌‌‍​ ​ ​ ​‍‌‌​ ​‍​ ​‍​‍‌‌​ ‌‌‌​‌​​‍ ‍‌‍​ ‌‍‍​‌‍‍‌‌‍ ​‌‍‌​‌ ​‍‌‍‌‌‌‍ ‍​‍‌‌​ ‌‌‌​​‍‌‌ ‌‍‍ ‌‍‌‌‌ ‍‌​‍‌‌​ ​ ‌​‌​​‍‌‌​ ​ ‌​‌​​‍‌‌​ ​‍​ ​‍​ ‌‍​ ​​​ ‍​​ ‍​​ ​‌‌‍‌‌​ ‌‍‌‍​‍​ ‌‍‌‍‌‍​ ‌‍‌‍​‍​‍‌‌​ ​‍​ ​‍​‍‌‌​ ‌‌‌​‌​​‍ ‍‌ ‌​‌‍‌‌‌ ‍​‌ ‌​​‍‌‍‌ ​​‌‍‌‌‌ ​‍‌ ​ ‌ ​​‌‍‌‌‌‍​ ‌ ‌​‌‍‍‌‌ ‌‍‌‍‌‌​ ‌‌ ​​‌ ‌‌‌‍​‍‌‍ ​‌‍‍‌‌ ​ ‌‍‍​‌‍‌‌‌‍‌​​‍​‍‌ ‌
Tenisky s hrubou podrážkou (chunky sneakers)​​​​‌ ‍ ​‍​‍‌‍ ‌ ​‍‌‍‍‌‌‍‌ ‌‍‍‌‌‍ ‍​‍​‍​ ‍‍​‍​‍‌ ​ ‌‍​‌‌‍ ‍‌‍‍‌‌ ‌​‌ ‍‌​‍ ‍‌‍‍‌‌‍ ​‍​‍​‍ ​​‍​‍‌‍‍​‌ ​‍‌‍‌‌‌‍‌‍​‍​‍​ ‍‍​‍​‍‌‍‍​‌ ‌​‌ ‌​‌ ​​​ ‍‍​‍ ​‍ ‌‍ ​‌‍ ‌‍​ ‌‍​‌‌‍ ​‌‍‍​‌‍ ‌ ​ ‌ ‌​​ ‍‍​ ​ ​ ​​​ ​​​ ​​​‍ ‌ ​ ‌ ‌​‌ ‌‌‌‍‌​‌‍‍‌‌‍ ​‍ ‌‍‍‌‌‍ ‍‌ ‌​‌‍‌‌‌‍ ‍‌ ‌​​‍ ‌‍‌‌‌‍‌​‌‍‍‌‌ ‌​​‍ ‌‍ ‌‌‍ ‌‍‌​‌‍‌‌​ ‌‌ ​​‌ ​‍‌‍‌‌‌ ​ ‌‍‌‌‌‍ ‍‌ ‌​‌‍​‌‌ ‌​‌‍‍‌‌‍ ‌‍ ‍​ ‍ ‌‍‍‌‌‍‌​​ ‌​ ​‍‌‍​ ‌‍​ ‌‍‌​​ ‍​​ ‍​​ ‌‌​ ​‌​‍ ‌​ ‍​​ ​ ‌‍​‌​ ​‌​‍ ‌​ ‌​‌‍‌​​ ​‌​ ​‍​‍ ‌‌‍​‌‌‍​‌​ ​​​ ​​​‍ ‌​ ‍‌​ ‌ ​ ​‌‌‍​ ​ ​‌​ ​‌‌‍​‍‌‍‌​​ ​‍‌‍‌​‌‍‌‍​ ‌ ​ ‍ ‌ ‌​‌ ‍‌‌ ​​‌‍‌‌​ ‌‌ ​​‌‍ ‌ ​ ‌ ‌​​ ‍ ‌ ​​‌‍​‌‌ ‌​‌‍‍​​ ‌‌‍​ ‌‍ ‌‍ ‍‌ ‌​‌‍‌‌‌‍ ‍‌ ‌​​‍‌‌​ ‌‌‌​​‍‌‌ ‌‍‍ ‌‍‌‌‌ ‍‌​‍‌‌​ ​ ‌​‌​​‍‌‌​ ​ ‌​‌​​‍‌‌​ ​‍​ ​‍​ ‍‌​ ​ ​ ‌​​ ‌​​ ‌‍‌‍‌‍‌‍​‍​ ​‍​ ‌‌​ ​‍​ ‌‍‌‍​‌​‍‌‌​ ​‍​ ​‍​‍‌‌​ ‌‌‌​‌​​‍ ‍‌‍​ ‌‍‍​‌‍‍‌‌‍ ​‌‍‌​‌ ​‍‌‍‌‌‌‍ ‍​‍‌‌​ ‌‌‌​​‍‌‌ ‌‍‍ ‌‍‌‌‌ ‍‌​‍‌‌​ ​ ‌​‌​​‍‌‌​ ​ ‌​‌​​‍‌‌​ ​‍​ ​‍​ ‍‌​ ‍​​ ​​‌‍​ ​ ​​​ ‌‍​ ​‌​ ‌ ‌‍​‍​ ‌‍​ ‌‌‌‍‌‍​‍‌‌​ ​‍​ ​‍​‍‌‌​ ‌‌‌​‌​​‍ ‍‌ ‌​‌‍‌‌‌ ‍​‌ ‌​​ ‌‍​‍‌‍​‌‌ ​ ‌‍‌‌‌‌‌‌‌ ​‍‌‍ ​​ ‌‌‍‍​‌ ‌​‌ ‌​‌ ​​​‍‌‌​ ​ ‌​​‌​‍‌‌​ ​‍‌​‌‍​‍‌‌​ ​‍‌​‌‍‌‍ ​‌‍ ‌‍​ ‌‍​‌‌‍ ​‌‍‍​‌‍ ‌ ​ ‌ ‌​​‍‌‌​ ​ ‌​​‌​ ​ ​ ​​​ ​​​ ​​​‍‌‌​ ​‍‌​‌‍‌ ​ ‌ ‌​‌ ‌‌‌‍‌​‌‍‍‌‌‍ ​‍‌‍‌‍‍‌‌‍‌​​ ‌​ ​‍‌‍​ ‌‍​ ‌‍‌​​ ‍​​ ‍​​ ‌‌​ ​‌​‍ ‌​ ‍​​ ​ ‌‍​‌​ ​‌​‍ ‌​ ‌​‌‍‌​​ ​‌​ ​‍​‍ ‌‌‍​‌‌‍​‌​ ​​​ ​​​‍ ‌​ ‍‌​ ‌ ​ ​‌‌‍​ ​ ​‌​ ​‌‌‍​‍‌‍‌​​ ​‍‌‍‌​‌‍‌‍​ ‌ ​‍‌‍‌ ‌​‌ ‍‌‌ ​​‌‍‌‌​ ‌‌ ​​‌‍ ‌ ​ ‌ ‌​​‍‌‍‌ ​​‌‍​‌‌ ‌​‌‍‍​​ ‌‌‍​ ‌‍ ‌‍ ‍‌ ‌​‌‍‌‌‌‍ ‍‌ ‌​​‍‌‌​ ‌‌‌​​‍‌‌ ‌‍‍ ‌‍‌‌‌ ‍‌​‍‌‌​ ​ ‌​‌​​‍‌‌​ ​ ‌​‌​​‍‌‌​ ​‍​ ​‍​ ‍‌​ ​ ​ ‌​​ ‌​​ ‌‍‌‍‌‍‌‍​‍​ ​‍​ ‌‌​ ​‍​ ‌‍‌‍​‌​‍‌‌​ ​‍​ ​‍​‍‌‌​ ‌‌‌​‌​​‍ ‍‌‍​ ‌‍‍​‌‍‍‌‌‍ ​‌‍‌​‌ ​‍‌‍‌‌‌‍ ‍​‍‌‌​ ‌‌‌​​‍‌‌ ‌‍‍ ‌‍‌‌‌ ‍‌​‍‌‌​ ​ ‌​‌​​‍‌‌​ ​ ‌​‌​​‍‌‌​ ​‍​ ​‍​ ‍‌​ ‍​​ ​​‌‍​ ​ ​​​ ‌‍​ ​‌​ ‌ ‌‍​‍​ ‌‍​ ‌‌‌‍‌‍​‍‌‌​ ​‍​ ​‍​‍‌‌​ ‌‌‌​‌​​‍ ‍‌ ‌​‌‍‌‌‌ ‍​‌ ‌​​‍‌‍‌ ​​‌‍‌‌‌ ​‍‌ ​ ‌ ​​‌‍‌‌‌‍​ ‌ ‌​‌‍‍‌‌ ‌‍‌‍‌‌​ ‌‌ ​​‌ ‌‌‌‍​‍‌‍ ​‌‍‍‌‌ ​ ‌‍‍​‌‍‌‌‌‍‌​​‍​‍‌ ‌
Štýlové, pohodlné a ideálne na celý deň v škole